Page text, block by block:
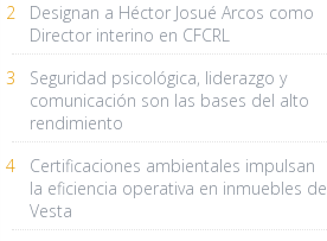
2
Designan a Héctor Josué Arcos como
Director interino en CFCRL
3
Seguridad psicológica, liderazgo y
comunicación son las bases del alto
rendimiento
4
Certificaciones ambientales impulsan
la eficiencia operativa en inmuebles de
Vesta